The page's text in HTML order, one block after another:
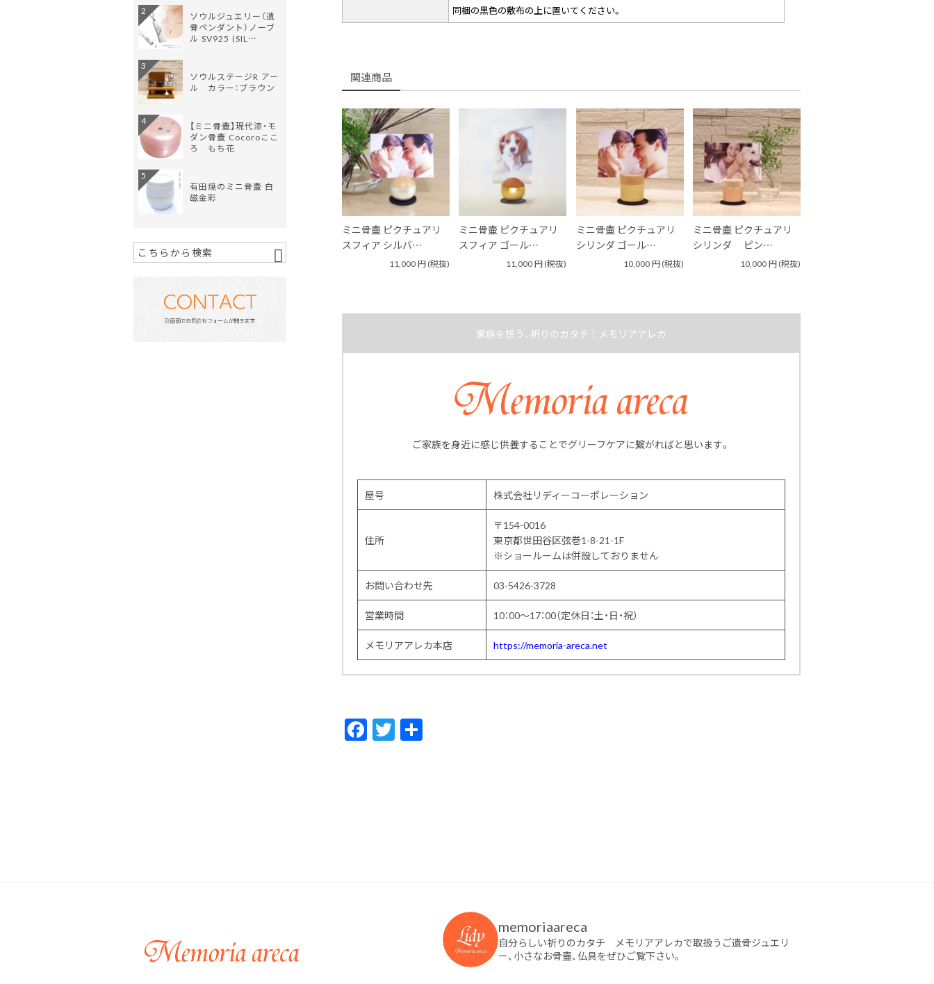
同梱の黒色の敷布の上に置いてください。
関連商品
ミニ骨壷 ピクチュアリ
スフィア シルバ…
11,000円(税抜)
ミニ骨壷 ピクチュアリ
スフィア ゴール…
11,000円(税抜)
ミニ骨壷 ピクチュアリ
シリンダ ゴール…
10,000円(税抜)
ミニ骨壷 ピクチュアリ
シリンダ ピン…
10,000円(税抜)
家族を想う、祈りのカタチ｜メモリアアレカ
ご家族を身近に感じ供養することでグリーフケアに繋がればと思います。
屋号 株式会社リディーコーポレーション
住所
〒154-0016
東京都世田谷区弦巻1-8-21-1F
※ショールームは併設しておりません
お問い合わせ先 03-5426-3728
営業時間 10：00～17：00（定休日：土・日・祝）
メモリアアレカ本店 https://memoria-areca.net
F
ac
T
w
ソウルジュエリー（遺
骨ペンダント）ノーブ
ル SV925 (SIL…
2
ソウルステージR アー
ル カラー：ブラウン
3
【ミニ骨壷】現代漆・モ
ダン骨壷 Cocoroここ
ろ もち花
4
有田焼のミニ骨壷 白
磁金彩
5
memoriaareca
自分らしい祈りのカタチ メモリアアレカで取扱うご遺骨ジュエリ
ー、小さなお骨壷、仏具をぜひご覧下さい。